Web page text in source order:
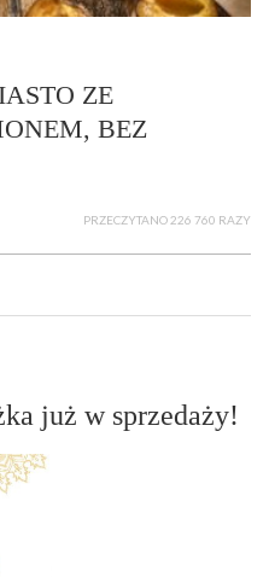
ZE
BEZ
PRZECZYTANO 226 760 RAZY
już w sprzedaży!